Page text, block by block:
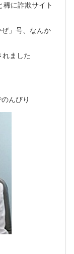
稀に詐欺サイト
」号、なんか
ました
んびり